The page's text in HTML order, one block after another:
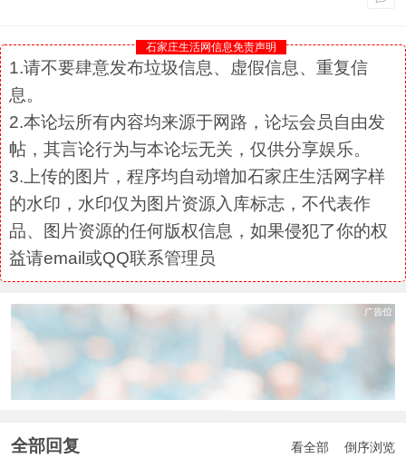
石家庄生活网信息免责声明
1.请不要肆意发布垃圾信息、虚假信息、重复信
息。
2.本论坛所有内容均来源于网路，论坛会员自由发
帖，其言论行为与本论坛无关，仅供分享娱乐。
3.上传的图片，程序均自动增加石家庄生活网字样
的水印，水印仅为图片资源入库标志，不代表作
品、图片资源的任何版权信息，如果侵犯了你的权
益请email或QQ联系管理员
全部回复 看全部 倒序浏览